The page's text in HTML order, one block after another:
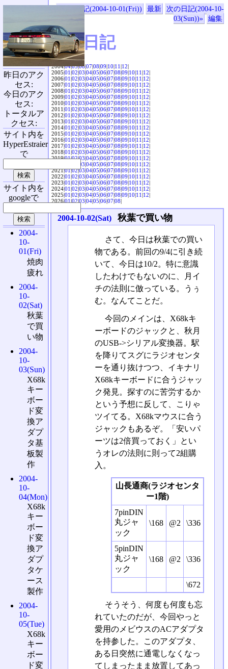
«前の日記(2004-10-01(Fri)) 最新
次の日記(2004-10-
03(Sun))»
編集
SVX日記
2004|04|05|06|07|08|09|10|11|12|
2005|01|02|03|04|05|06|07|08|09|10|11|12|
2006|01|02|03|04|05|06|07|08|09|10|11|12|
2007|01|02|03|04|05|06|07|08|09|10|11|12|
2008|01|02|03|04|05|06|07|08|09|10|11|12|
2009|01|02|03|04|05|06|07|08|09|10|11|12|
2010|01|02|03|04|05|06|07|08|09|10|11|12|
2011|01|02|03|04|05|06|07|08|09|10|11|12|
2012|01|02|03|04|05|06|07|08|09|10|11|12|
2013|01|02|03|04|05|06|07|08|09|10|11|12|
2014|01|02|03|04|05|06|07|08|09|10|11|12|
2015|01|02|03|04|05|06|07|08|09|10|11|12|
2016|01|02|03|04|05|06|07|08|09|10|11|12|
2017|01|02|03|04|05|06|07|08|09|10|11|12|
2018|01|02|03|04|05|06|07|08|09|10|11|12|
2019|01|02|03|04|05|06|07|08|09|10|11|12|
03|04|05|06|07|08|09|10|11|12|
2021|01|02|03|04|05|06|07|08|09|10|11|12|
2022|01|02|03|04|05|06|07|08|09|10|11|12|
2023|01|02|03|04|05|06|07|08|09|10|11|12|
2024|01|02|03|04|05|06|07|08|09|10|11|12|
2025|01|02|03|04|05|06|07|08|09|10|11|12|
2026|01|02|03|04|05|06|07|08|
2004-10-02(Sat) 秋葉で買い物
さて、今日は秋葉での買い
物である。前回の9/4に引き続
いて、今日は10/2。特に意識
したわけでもないのに、月イ
チの法則に倣っている。うぅ
む。なんてことだ。
今回のメインは、X68kキ
ーボードのジャックと、秋月
のUSB->シリアル変換器。駅
を降りてスグにラジオセンタ
ーを通り抜けつつ、イキナリ
X68kキーボードに合うジャッ
ク発見。探すのに苦労するか
という予想に反して、こりゃ
ツイてる。X68kマウスに合う
ジャックもあるぞ。「安いパ
ーツは2倍買っておく」とい
うオレの法則に則って2組購
入。
山長通商(ラジオセンタ
ー1階)
7pinDIN
丸ジャ
ック
\168 @2 \336
5pinDIN
丸ジャ
ック
\168 @2 \336
\672
そうそう、何度も何度も忘
れていたのだが、今回やっと
愛用のメビウスのACアダプタ
を持参した。このアダプタ、
ある日突然に通電しなくなっ
てしまったまま放置してあっ
昨日のアク
セス:
今日のアク
セス:
トータルア
クセス:
サイト内を
HyperEstraier
で
サイト内を
googleで
2004-
10-
01(Fri)
焼肉
疲れ
2004-
10-
02(Sat)
秋葉
で買
い物
2004-
10-
03(Sun)
X68k
キー
ボー
ド変
換ア
ダプ
タ基
板製
作
2004-
10-
04(Mon)
X68k
キー
ボー
ド変
換ア
ダプ
タケ
ース
製作
2004-
10-
05(Tue)
X68k
キー
ボー
ド変